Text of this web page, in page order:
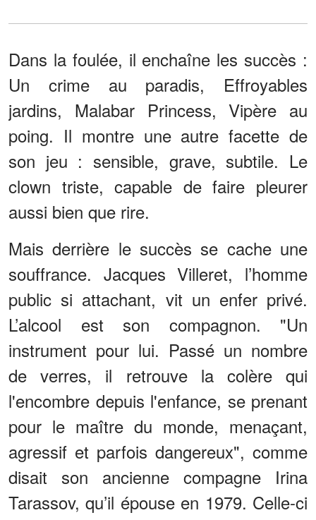
Dans la foulée, il enchaîne les succès :
Un crime au paradis, Effroyables
jardins, Malabar Princess, Vipère au
poing. Il montre une autre facette de
son jeu : sensible, grave, subtile. Le
clown triste, capable de faire pleurer
aussi bien que rire.
Mais derrière le succès se cache une
souffrance. Jacques Villeret, l’homme
public si attachant, vit un enfer privé.
L’alcool est son compagnon. "Un
instrument pour lui. Passé un nombre
de verres, il retrouve la colère qui
l'encombre depuis l'enfance, se prenant
pour le maître du monde, menaçant,
agressif et parfois dangereux", comme
disait son ancienne compagne Irina
Tarassov, qu’il épouse en 1979. Celle-ci